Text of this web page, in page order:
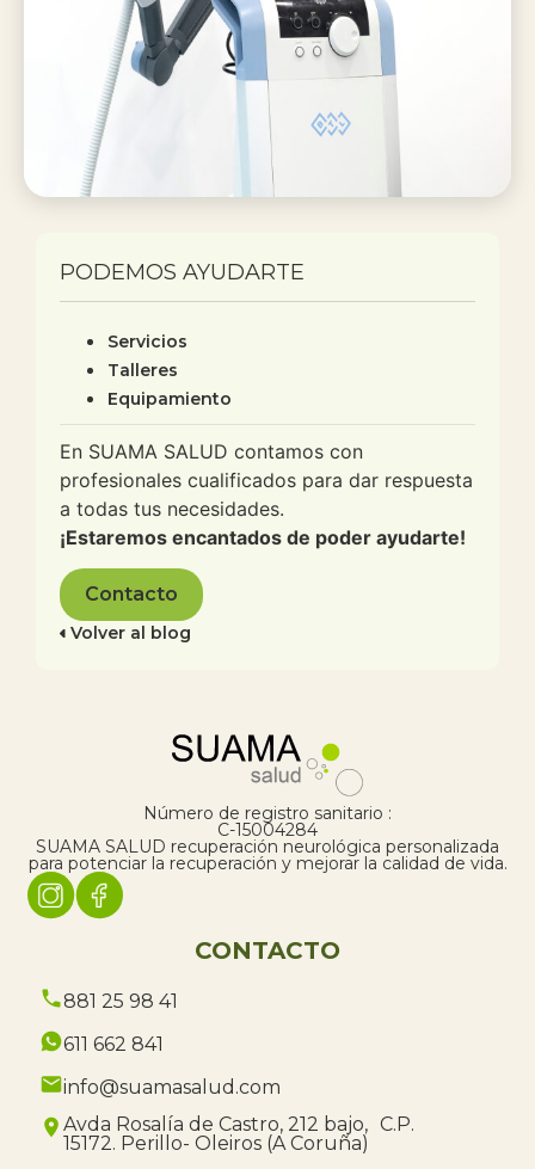
PODEMOS AYUDARTE
Servicios
Talleres
Equipamiento
En SUAMA SALUD contamos con
profesionales cualificados para dar respuesta
a todas tus necesidades.
¡Estaremos encantados de poder ayudarte!
Contacto
Volver al blog
Número de registro sanitario :
C-15004284
SUAMA SALUD recuperación neurológica personalizada
para potenciar la recuperación y mejorar la calidad de vida.
CONTACTO
881 25 98 41
611 662 841
info@suamasalud.com
Avda Rosalía de Castro, 212 bajo, C.P.
15172. Perillo- Oleiros (A Coruña)